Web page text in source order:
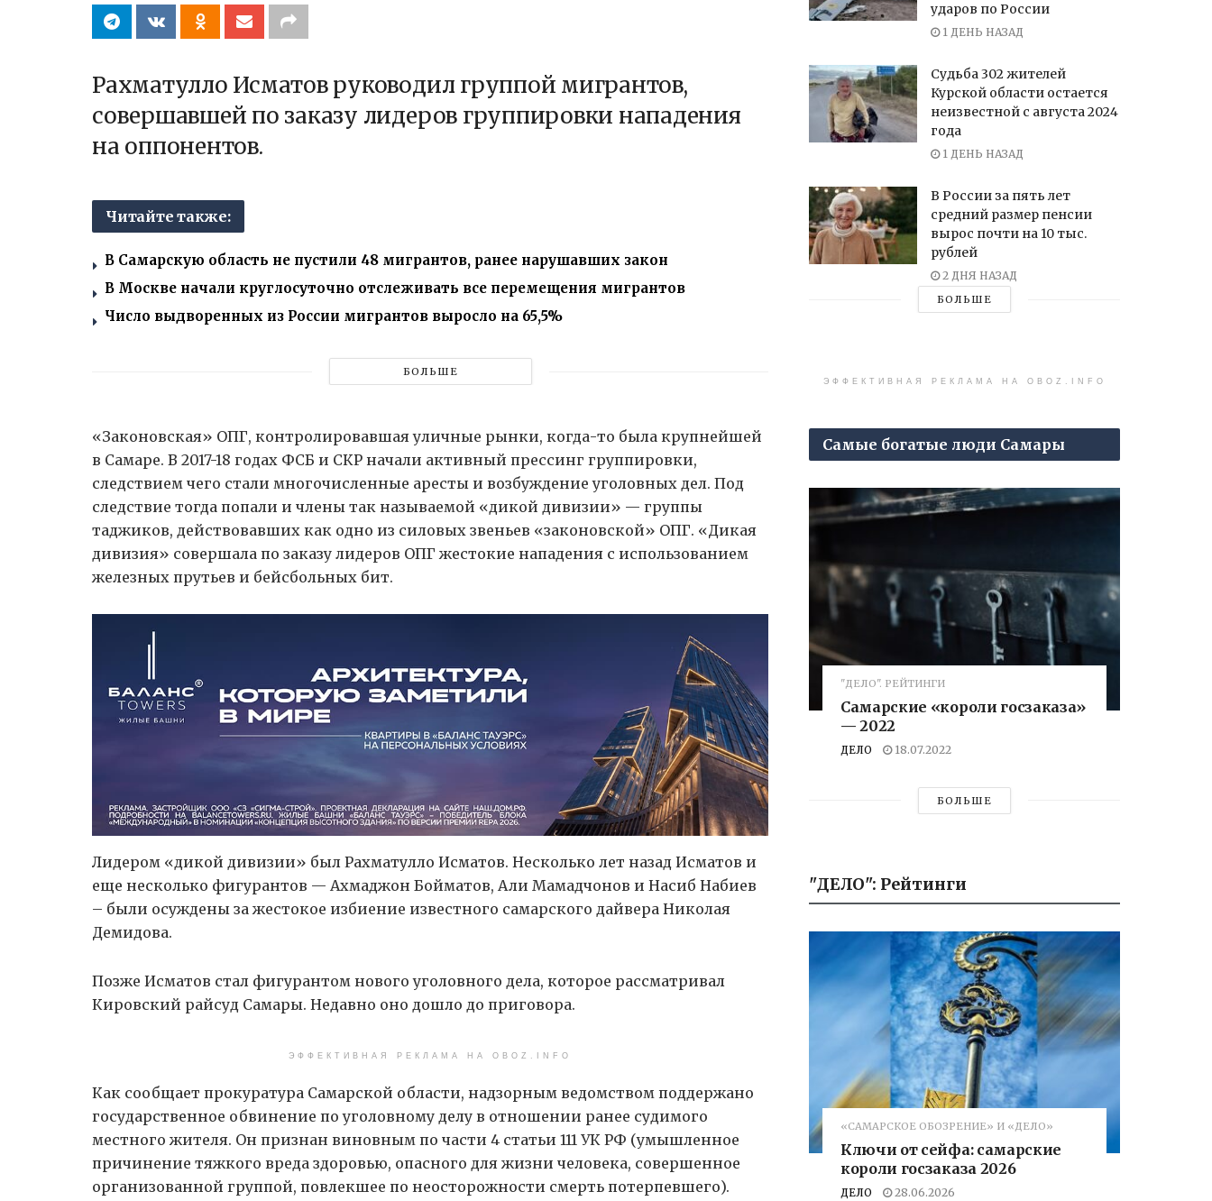
Рахматулло Исматов руководил группой мигрантов,
совершавшей по заказу лидеров группировки нападения
на оппонентов.
Читайте также:
В Самарскую область не пустили 48 мигрантов, ранее нарушавших закон
В Москве начали круглосуточно отслеживать все перемещения мигрантов
Число выдворенных из России мигрантов выросло на 65,5%
БОЛЬШЕ
«Законовская» ОПГ, контролировавшая уличные рынки, когда-то была крупнейшей
в Самаре. В 2017-18 годах ФСБ и СКР начали активный прессинг группировки,
следствием чего стали многочисленные аресты и возбуждение уголовных дел. Под
следствие тогда попали и члены так называемой «дикой дивизии» — группы
таджиков, действовавших как одно из силовых звеньев «законовской» ОПГ. «Дикая
дивизия» совершала по заказу лидеров ОПГ жестокие нападения с использованием
железных прутьев и бейсбольных бит.
Лидером «дикой дивизии» был Рахматулло Исматов. Несколько лет назад Исматов и
еще несколько фигурантов — Ахмаджон Бойматов, Али Мамадчонов и Насиб Набиев
– были осуждены за жестокое избиение известного самарского дайвера Николая
Демидова.
Позже Исматов стал фигурантом нового уголовного дела, которое рассматривал
Кировский райсуд Самары. Недавно оно дошло до приговора.
ЭФФЕКТИВНАЯ РЕКЛАМА НА OBOZ.INFO
Как сообщает прокуратура Самарской области, надзорным ведомством поддержано
государственное обвинение по уголовному делу в отношении ранее судимого
местного жителя. Он признан виновным по части 4 статьи 111 УК РФ (умышленное
причинение тяжкого вреда здоровью, опасного для жизни человека, совершенное
организованной группой, повлекшее по неосторожности смерть потерпевшего).
ударов по России
1 ДЕНЬ НАЗАД
Судьба 302 жителей
Курской области остается
неизвестной с августа 2024
года
1 ДЕНЬ НАЗАД
В России за пять лет
средний размер пенсии
вырос почти на 10 тыс.
рублей
2 ДНЯ НАЗАД
БОЛЬШЕ
ЭФФЕКТИВНАЯ РЕКЛАМА НА OBOZ.INFO
Самые богатые люди Самары
"ДЕЛО". РЕЙТИНГИ
Самарские «короли госзаказа»
— 2022
ДЕЛО 18.07.2022
БОЛЬШЕ
"ДЕЛО": Рейтинги
«САМАРСКОЕ ОБОЗРЕНИЕ» И «ДЕЛО»
Ключи от сейфа: самарские
короли госзаказа 2026
ДЕЛО 28.06.2026